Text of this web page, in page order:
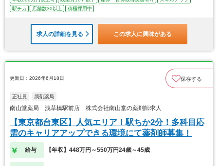
駅チカ
店舗数30以上 積極採用中
求人の詳細を見る この求人に興味がある
更新日：2026年6月18日 保存する
正社員 調剤薬局
南山堂薬局 浅草橋駅前店 株式会社南山堂の薬剤師求人
【東京都台東区】人気エリア！駅ちか2分！多科目応
需のキャリアアップできる環境にて薬剤師募集！
給与 【年収】448万円～550万円24歳～45歳